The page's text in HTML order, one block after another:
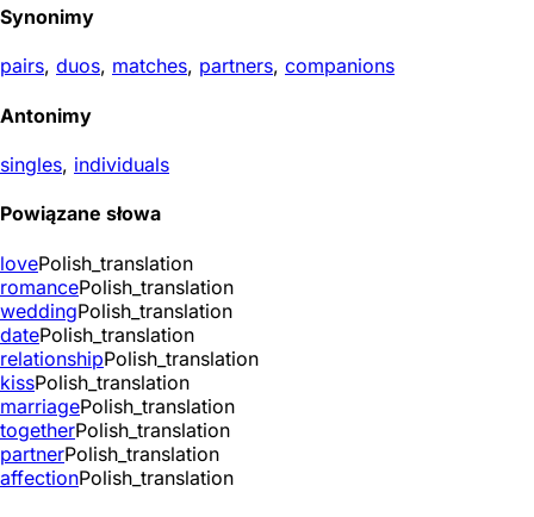
Synonimy
pairs, duos, matches, partners, companions
Antonimy
singles, individuals
Powiązane słowa
lovePolish_translation
romancePolish_translation
weddingPolish_translation
datePolish_translation
relationshipPolish_translation
kissPolish_translation
marriagePolish_translation
togetherPolish_translation
partnerPolish_translation
affectionPolish_translation